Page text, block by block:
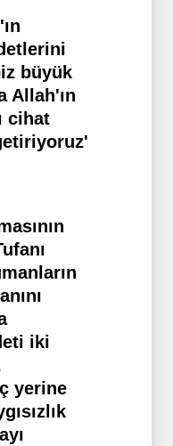
büyük
Allah'ın
cihat
iki
yerine